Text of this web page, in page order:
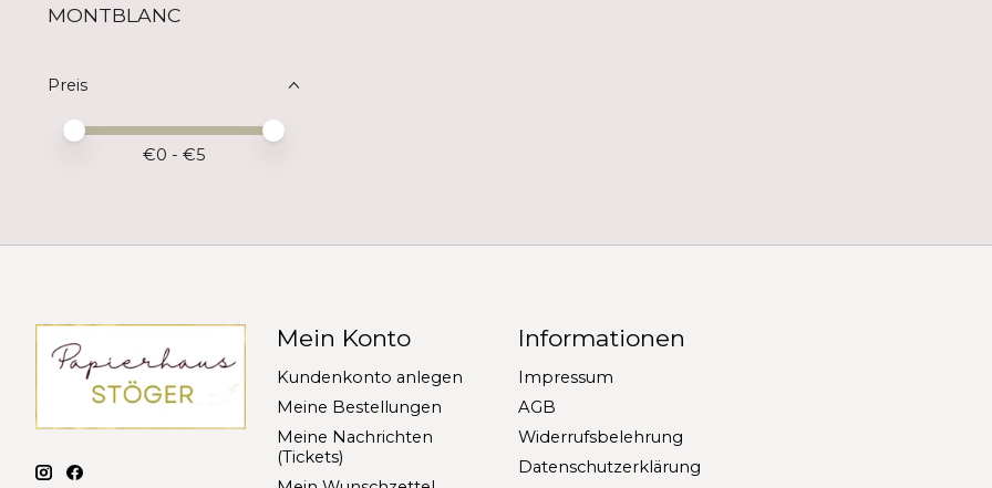
MONTBLANC
Preis
Preis – Mindestwert
Price maximum value
€0 - €5
Mein Konto
Kundenkonto anlegen
Meine Bestellungen
Meine Nachrichten
(Tickets)
Informationen
Impressum
AGB
Widerrufsbelehrung
Datenschutzerklärung